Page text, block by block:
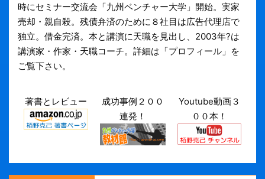
時にセミナー交流会「九州ベンチャー大学」開始。実家
売却・親自殺。残債弁済のために８社目は広告代理店で
独立。借金完済。本と講演に天職を見出し、2003年?は
講演家・作家・天職コーチ。詳細は「プロフィール 」を
ご覧下さい。
著書とレビュー
成功事例２００
連発！
Youtube動画３
００本！